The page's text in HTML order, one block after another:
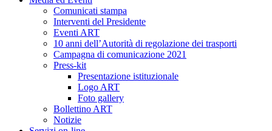
Comunicati stampa
Interventi del Presidente
Eventi ART
10 anni dell’Autorità di regolazione dei trasporti
Campagna di comunicazione 2021
Press-kit
Presentazione istituzionale
Logo ART
Foto gallery
Bollettino ART
Notizie